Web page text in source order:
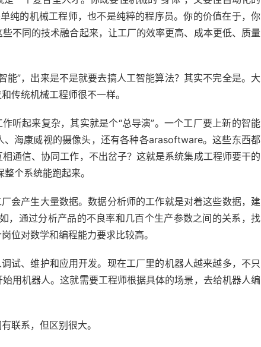
纯的机械工程师，也不是纯粹的程序员。你的价值在于，你
不同的技术融合起来，让工厂的效率更高、成本更低、质量
”，出来是不是就要去搞人工智能算法？其实不完全是。大
传统机械工程师很不一样。
听起来复杂，其实就是个“总导演”。一个工厂要上新的智能
海康威视的摄像头，还有各种各arasoftware。这些东西都
通信、协同工作，不出岔子？这就是系统集成工程师要干的
个系统能跑起来。
会产生大量数据。数据分析师的工作就是对着这些数据，建
，通过分析产品的不良率和几百个生产参数之间的关系，找
位对数学和编程能力要求比较高。
试、维护和应用开发。现在工厂里的机器人越来越多，不只
用机器人。这就需要工程师根据具体的场景，去给机器人编
联系，但区别很大。